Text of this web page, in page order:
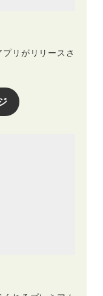
リがリリースさ